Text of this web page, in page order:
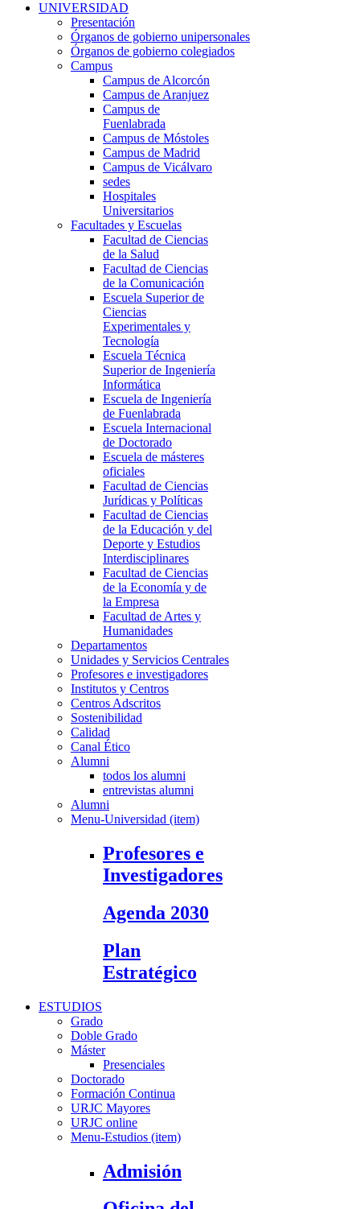
UNIVERSIDAD
Presentación
Órganos de gobierno unipersonales
Órganos de gobierno colegiados
Campus
Campus de Alcorcón
Campus de Aranjuez
Campus de
Fuenlabrada
Campus de Móstoles
Campus de Madrid
Campus de Vicálvaro
sedes
Hospitales
Universitarios
Facultades y Escuelas
Facultad de Ciencias
de la Salud
Facultad de Ciencias
de la Comunicación
Escuela Superior de
Ciencias
Experimentales y
Tecnología
Escuela Técnica
Superior de Ingeniería
Informática
Escuela de Ingeniería
de Fuenlabrada
Escuela Internacional
de Doctorado
Escuela de másteres
oficiales
Facultad de Ciencias
Jurídicas y Políticas
Facultad de Ciencias
de la Educación y del
Deporte y Estudios
Interdisciplinares
Facultad de Ciencias
de la Economía y de
la Empresa
Facultad de Artes y
Humanidades
Departamentos
Unidades y Servicios Centrales
Profesores e investigadores
Institutos y Centros
Centros Adscritos
Sostenibilidad
Calidad
Canal Ético
Alumni
todos los alumni
entrevistas alumni
Alumni
Menu-Universidad (item)
Profesores e
Investigadores
Agenda 2030
Plan
Estratégico
ESTUDIOS
Grado
Doble Grado
Máster
Presenciales
Doctorado
Formación Continua
URJC Mayores
URJC online
Menu-Estudios (item)
Admisión